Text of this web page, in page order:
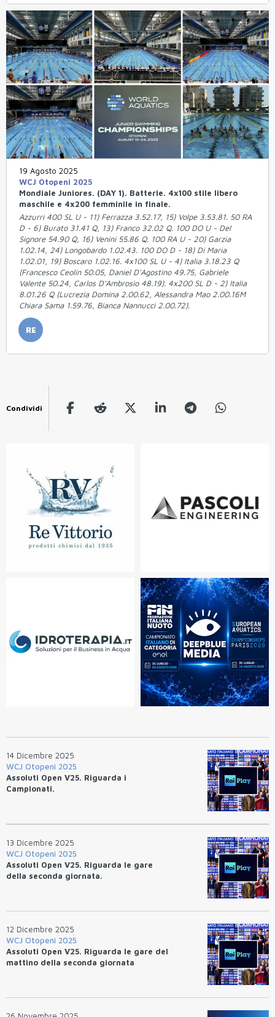
19 Agosto 2025
WCJ Otopeni 2025
Mondiale Juniores. (DAY 1). Batterie. 4x100 stile libero
maschile e 4x200 femminile in finale.
Azzurri 400 SL U - 11) Ferrazza 3.52.17, 15) Volpe 3.53.81. 50 RA
D - 6) Burato 31.41 Q, 13) Franco 32.02 Q. 100 DO U - Del
Signore 54.90 Q, 16) Venini 55.86 Q. 100 RA U - 20) Garzia
1.02.14, 24) Longobardo 1.02.43. 100 DO D - 18) Di Maria
1.02.01, 19) Boscaro 1.02.16. 4x100 SL U - 4) Italia 3.18.23 Q
(Francesco Ceolin 50.05, Daniel D'Agostino 49.75, Gabriele
Valente 50.24, Carlos D'Ambrosio 48.19). 4x200 SL D - 2) Italia
8.01.26 Q (Lucrezia Domina 2.00.62, Alessandra Mao 2.00.16M
Chiara Sama 1.59.76, Bianca Nannucci 2.00.72).
RE
Condividi
14 Dicembre 2025
WCJ Otopeni 2025
Assoluti Open V25. Riguarda i
Campionati.
13 Dicembre 2025
WCJ Otopeni 2025
Assoluti Open V25. Riguarda le gare
della seconda giornata.
12 Dicembre 2025
WCJ Otopeni 2025
Assoluti Open V25. Riguarda le gare del
mattino della seconda giornata